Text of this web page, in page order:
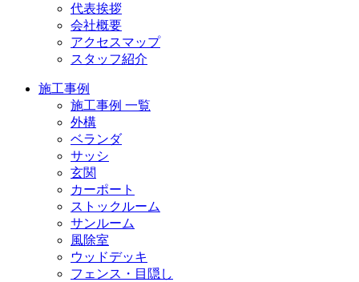
代表挨拶
会社概要
アクセスマップ
スタッフ紹介
施工事例
施工事例 一覧
外構
ベランダ
サッシ
玄関
カーポート
ストックルーム
サンルーム
風除室
ウッドデッキ
フェンス・目隠し